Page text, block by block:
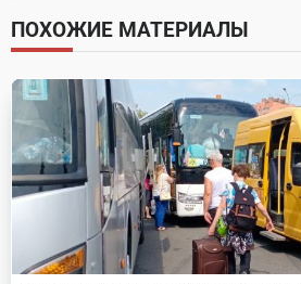
screen-
reader-
text">Page</span>
ПОХОЖИЕ МАТЕРИАЛЫ